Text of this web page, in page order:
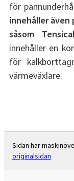
för
innehåller
såsom Tensical
innehåller en
för
värmeväxlare.
Sidan har
originalsidan